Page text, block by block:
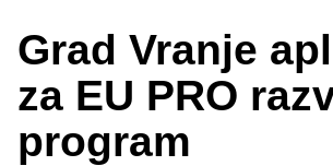
Grad Vranje
za EU PRO
program